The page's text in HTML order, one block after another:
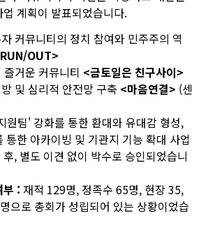
업 계획이 발표되었습니다.
커뮤니티의 정치 참여와 민주주의 역
OUT>
즐거운 커뮤니티 <금토일은 친구사이>
및 심리적 안전망 구축 <마음연결> (센
원팀' 강화를 통한 환대와 유대감 형성,
통한 아카이빙 및 기관지 기능 확대 사업
, 별도 이견 없이 박수로 승인되었습니
부 : 재적 129명, 정족수 65명, 현장 35,
으로 총회가 성립되어 있는 상황이었습